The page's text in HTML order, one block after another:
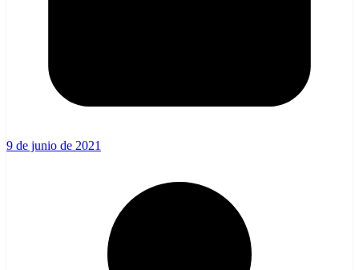
9 de junio de 2021